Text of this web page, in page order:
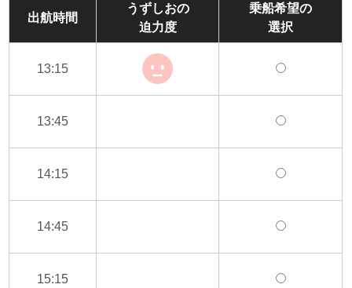
出航時間
うずしおの
迫力度
乗船希望の
選択
13:15
13:45
14:15
14:45
15:15